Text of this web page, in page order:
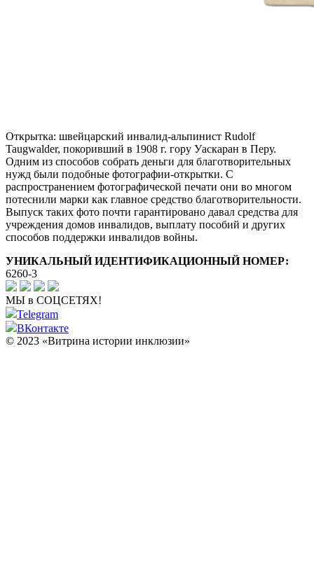
Открытка: швейцарский инвалид-альпинист Rudolf
Taugwalder, покоривший в 1908 г. гору Уаскаран в Перу.
Одним из способов собрать деньги для благотворительных
нужд были подобные фотографии-открытки. С
распространением фотографической печати они во многом
потеснили марки как главное средство благотворительности.
Выпуск таких фото почти гарантировано давал средства для
учреждения домов инвалидов, выплату пособий и других
способов поддержки инвалидов войны.
УНИКАЛЬНЫЙ ИДЕНТИФИКАЦИОННЫЙ НОМЕР:
6260-3
МЫ в СОЦСЕТЯХ!
Telegram
ВКонтакте
© 2023 «Витрина истории инклюзии»